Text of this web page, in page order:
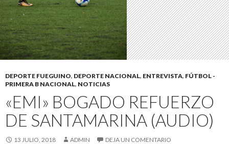
DEPORTE FUEGUINO, DEPORTE NACIONAL, ENTREVISTA, FÚTBOL -
PRIMERA B NACIONAL, NOTICIAS
«EMI» BOGADO REFUERZO
DE SANTAMARINA (AUDIO)
13 JULIO, 2018 ADMIN DEJA UN COMENTARIO